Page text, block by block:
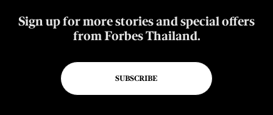
Sign up for more stories and special offers
from Forbes Thailand.
SUBSCRIBE